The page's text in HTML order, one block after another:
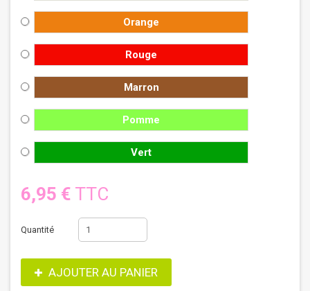
Orange
Rouge
Marron
Pomme
Vert
6,95 € TTC
Quantité
AJOUTER AU PANIER